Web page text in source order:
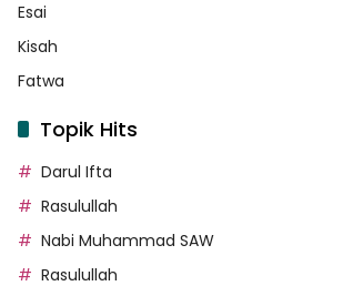
Esai
Kisah
Fatwa
Topik Hits
Darul Ifta
Rasulullah
Nabi Muhammad SAW
Rasulullah